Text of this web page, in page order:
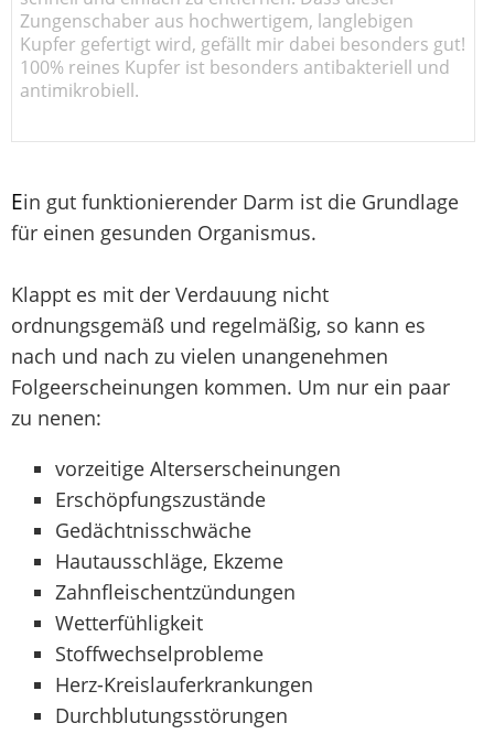
Zungenschaber aus hochwertigem, langlebigen
Kupfer gefertigt wird, gefällt mir dabei besonders gut!
100% reines Kupfer ist besonders antibakteriell und
antimikrobiell.
Ein gut funktionierender Darm ist die Grundlage
für einen gesunden Organismus.
Klappt es mit der Verdauung nicht
ordnungsgemäß und regelmäßig, so kann es
nach und nach zu vielen unangenehmen
Folgeerscheinungen kommen. Um nur ein paar
zu nenen:
vorzeitige Alterserscheinungen
Erschöpfungszustände
Gedächtnisschwäche
Hautausschläge, Ekzeme
Zahnfleischentzündungen
Wetterfühligkeit
Stoffwechselprobleme
Herz-Kreislauferkrankungen
Durchblutungsstörungen